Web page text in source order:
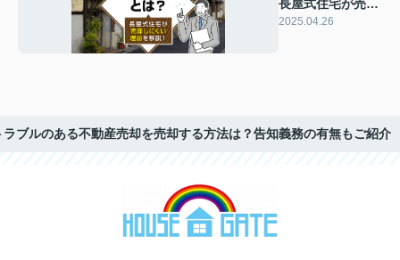
長屋式住宅が売却
しにくい理由を解
2025.04.26
ラブルのある不動産売却を売却する方法は？告知義務の有無もご紹介